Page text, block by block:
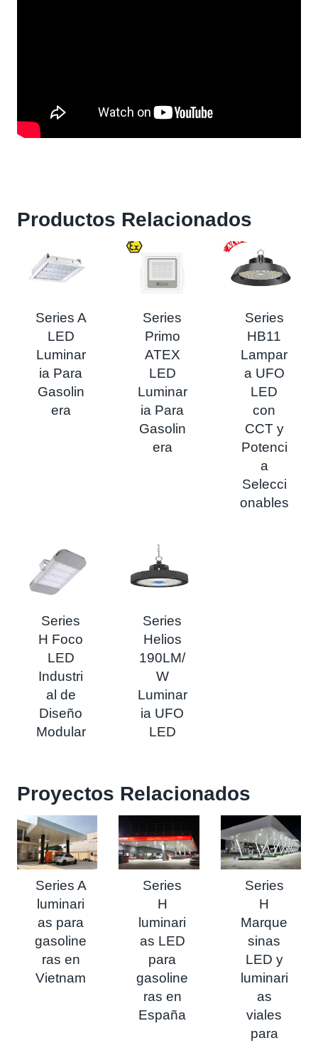
Productos Relacionados
Series A
LED
Luminar
ia Para
Gasolin
era
Series
Primo
ATEX
LED
Luminar
ia Para
Gasolin
era
Series
HB11
Lampar
a UFO
LED
con
CCT y
Potenci
a
Selecci
onables
Series
H Foco
LED
Industri
al de
Diseño
Modular
Series
Helios
190LM/
W
Luminar
ia UFO
LED
Proyectos Relacionados
Series A
luminari
as para
gasoline
ras en
Vietnam
Series
H
luminari
as LED
para
gasoline
ras en
España
Series
H
Marque
sinas
LED y
luminari
as
viales
para